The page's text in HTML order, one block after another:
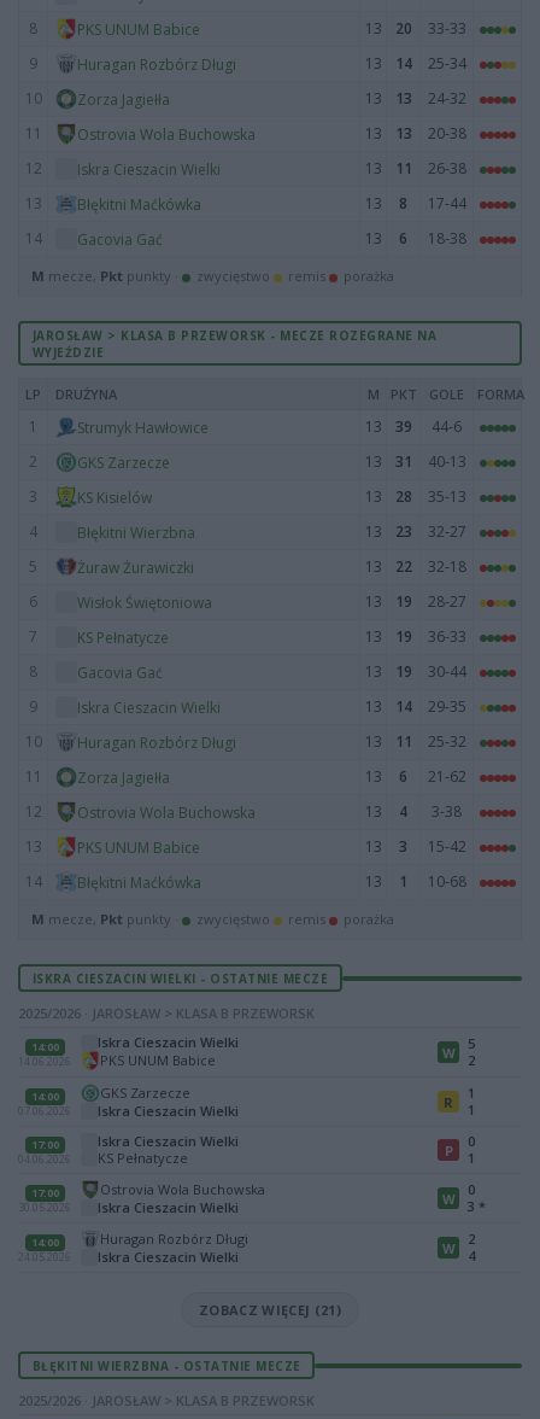
8
PKS UNUM Babice 13 20
33-33
9
Huragan Rozbórz Długi 13 14
25-34
10
Zorza Jagiełła 13 13
24-32
11
Ostrovia Wola Buchowska 13 13
20-38
12
Iskra Cieszacin Wielki 13 11
26-38
13
Błękitni Maćkówka 13 8
17-44
14
Gacovia Gać 13 6 18-38
M mecze, Pkt punkty · zwycięstwo remis porażka
JAROSŁAW > KLASA B PRZEWORSK - MECZE ROZEGRANE NA
WYJEŹDZIE
LP DRUŻYNA M PKT GOLE FORMA
1 Strumyk Hawłowice 13 39
44-6
2
GKS Zarzecze 13 31
40-13
3
KS Kisielów 13 28
35-13
4
Błękitni Wierzbna 13 23
32-27
5
Żuraw Żurawiczki 13 22
32-18
6
Wisłok Świętoniowa 13 19
28-27
7
KS Pełnatycze 13 19
36-33
8
Gacovia Gać 13 19
30-44
9
Iskra Cieszacin Wielki 13 14
29-35
10
Huragan Rozbórz Długi 13 11
25-32
11
Zorza Jagiełła 13 6
21-62
12
Ostrovia Wola Buchowska 13 4
3-38
13
PKS UNUM Babice 13 3
15-42
14
Błękitni Maćkówka 13 1 10-68
M mecze, Pkt punkty · zwycięstwo remis porażka
ISKRA CIESZACIN WIELKI - OSTATNIE MECZE
2025/2026 · JAROSŁAW > KLASA B PRZEWORSK
14:00
14.06.2026
Iskra Cieszacin Wielki
PKS UNUM Babice
W
5
2
14:00
07.06.2026
GKS Zarzecze
Iskra Cieszacin Wielki
R
1
1
17:00
04.06.2026
Iskra Cieszacin Wielki
KS Pełnatycze
P
0
1
17:00
30.05.2026
Ostrovia Wola Buchowska
Iskra Cieszacin Wielki
W
0
3 *
14:00
24.05.2026
Huragan Rozbórz Długi
Iskra Cieszacin Wielki
W
2
4
ZOBACZ WIĘCEJ (21)
BŁĘKITNI WIERZBNA - OSTATNIE MECZE
2025/2026 · JAROSŁAW > KLASA B PRZEWORSK